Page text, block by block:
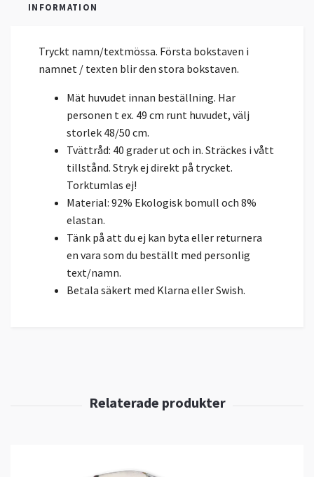
INFORMATION
Tryckt namn/textmössa. Första bokstaven i
namnet / texten blir den stora bokstaven.
Mät huvudet innan beställning. Har
personen t ex. 49 cm runt huvudet, välj
storlek 48/50 cm.
Tvättråd: 40 grader ut och in. Sträckes i vått
tillstånd. Stryk ej direkt på trycket.
Torktumlas ej!
Material: 92% Ekologisk bomull och 8%
elastan.
Tänk på att du ej kan byta eller returnera
en vara som du beställt med personlig
text/namn.
Betala säkert med Klarna eller Swish.